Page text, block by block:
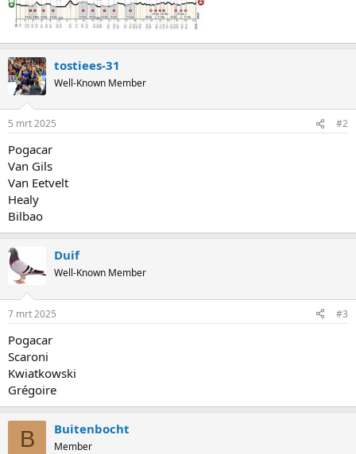
tostiees-31
Well-Known Member
5 mrt 2025 #2
Pogacar
Van Gils
Van Eetvelt
Healy
Bilbao
Duif
Well-Known Member
7 mrt 2025 #3
Pogacar
Scaroni
Kwiatkowski
Grégoire
B Buitenbocht
Member